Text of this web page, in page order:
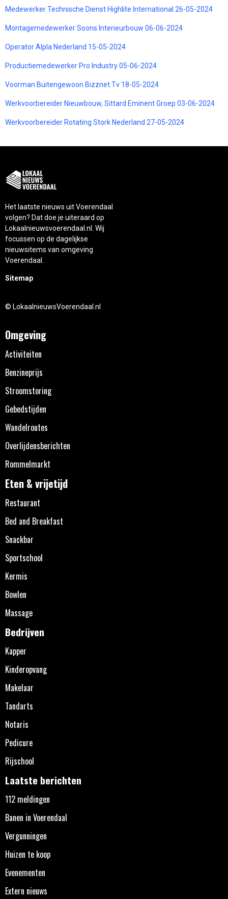
Medewerker Technische Dienst Highlite International 26-05-2024
Montagemedewerker Soons Interieurbouw 06-06-2024
Operator Alpla Nederland 15-05-2024
Productiemedewerker Pro Industry 05-06-2024
Voorman Buitengewoon Bizznet.Tv 18-05-2024
Werkvoorbereider Nieuwbouw, Sittard Eminent Groep 03-06-2024
Werkvoorbereider Rotating Stork Nederland 27-05-2024
Het laatste nieuws uit Voerendaal
volgen? Dat doe je uiteraard op
Lokaalnieuwsvoerendaal.nl. Wij
focussen op de dagelijkse
nieuwsitems van omgeving
Voerendaal.
Sitemap
© LokaalnieuwsVoerendaal.nl
Omgeving
Activiteiten
Benzineprijs
Stroomstoring
Gebedstijden
Wandelroutes
Overlijdensberichten
Rommelmarkt
Eten & vrijetijd
Restaurant
Bed and Breakfast
Snackbar
Sportschool
Kermis
Bowlen
Massage
Bedrijven
Kapper
Kinderopvang
Makelaar
Tandarts
Notaris
Pedicure
Rijschool
Laatste berichten
112 meldingen
Banen in Voerendaal
Vergunningen
Huizen te koop
Evenementen
Extern nieuws